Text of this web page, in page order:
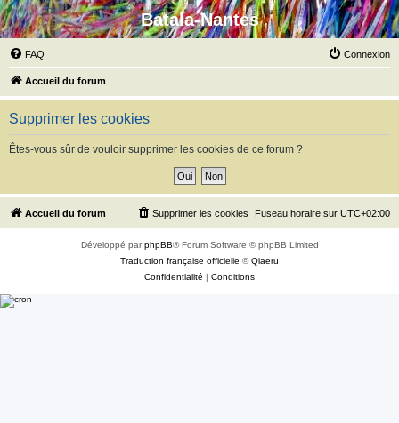
Batala-Nantes
FAQ Connexion
Accueil du forum
Supprimer les cookies
Êtes-vous sûr de vouloir supprimer les cookies de ce forum ?
Accueil du forum Fuseau horaire sur UTC+02:00
Supprimer les cookies
Développé parphpBB® Forum Software © phpBB Limited
Traduction française officielle ©Qiaeru
Confidentialité | Conditions